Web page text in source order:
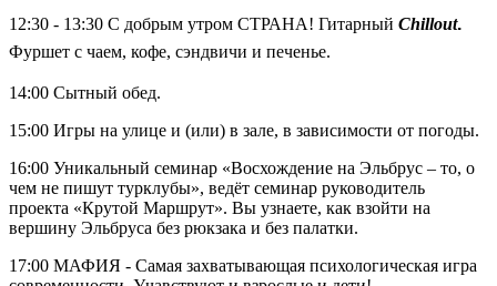
12:30 - 13:30 С добрым утром СТРАНА! Гитарный Chillout.
Фуршет с чаем, кофе, сэндвичи и печенье.
14:00 Сытный обед.
15:00 Игры на улице и (или) в зале, в зависимости от погоды.
16:00 Уникальный семинар «Восхождение на Эльбрус – то, о
чем не пишут турклубы», ведёт семинар руководитель
проекта «Крутой Маршрут». Вы узнаете, как взойти на
вершину Эльбруса без рюкзака и без палатки.
17:00 МАФИЯ - Самая захватывающая психологическая игра